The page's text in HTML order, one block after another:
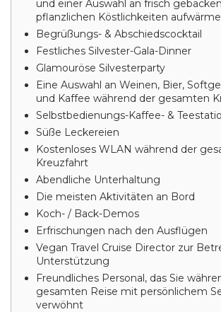
und einer Auswahl an frisch
pflanzlichen Köstlichkeiten
Begrüßungs- & Abschiedscocktail
Festliches Silvester-Gala-Dinner
Glamouröse Silvesterparty
Eine Auswahl an Weinen, Bier,
und Kaffee während der gesamten
Selbstbedienungs-Kaffee- &
Süße Leckereien
Kostenloses WLAN während der
Kreuzfahrt
Abendliche Unterhaltung
Die meisten Aktivitäten an Bord
Koch- / Back-Demos
Erfrischungen nach den Ausflügen
Vegan Travel Cruise Director zur
Unterstützung
Freundliches Personal, das Sie
gesamten Reise mit persönlichem
verwöhnt